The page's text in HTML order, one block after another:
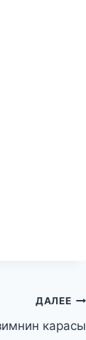
ДАЛЕЕ
карасы